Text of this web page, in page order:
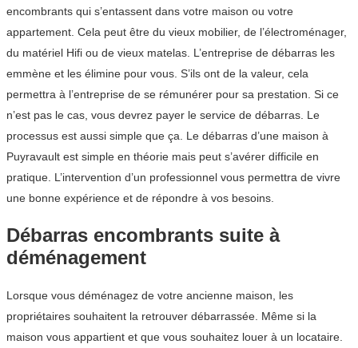
encombrants qui s’entassent dans votre maison ou votre
appartement. Cela peut être du vieux mobilier, de l’électroménager,
du matériel Hifi ou de vieux matelas. L’entreprise de débarras les
emmène et les élimine pour vous. S’ils ont de la valeur, cela
permettra à l’entreprise de se rémunérer pour sa prestation. Si ce
n’est pas le cas, vous devrez payer le service de débarras. Le
processus est aussi simple que ça. Le débarras d’une maison à
Puyravault est simple en théorie mais peut s’avérer difficile en
pratique. L’intervention d’un professionnel vous permettra de vivre
une bonne expérience et de répondre à vos besoins.
Débarras encombrants suite à
déménagement
Lorsque vous déménagez de votre ancienne maison, les
propriétaires souhaitent la retrouver débarrassée. Même si la
maison vous appartient et que vous souhaitez louer à un locataire.